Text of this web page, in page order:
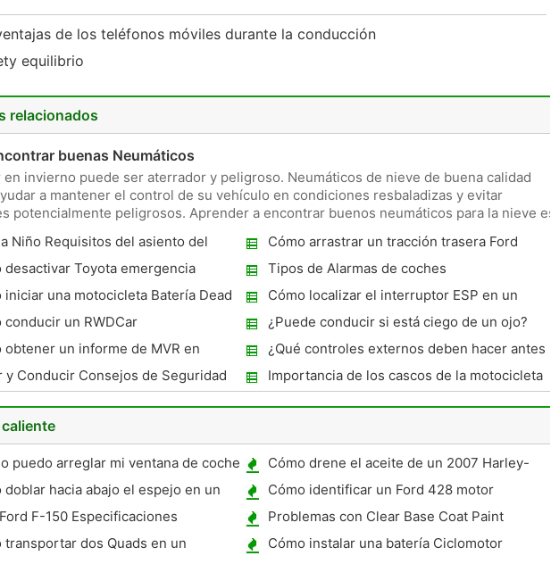
de los teléfonos móviles durante la conducción
equilibrio
relacionados
buenas Neumáticos
en invierno puede ser aterrador y peligroso. Neumáticos de nieve de buena calidad
a mantener el control de su vehículo en condiciones resbaladizas y evitar
potencialmente peligrosos. Aprender a encontrar buenos neumáticos para la nieve es
Niño Requisitos del asiento del
Cómo arrastrar un tracción trasera Ford
Ranger
desactivar Toyota emergencia
Tipos de Alarmas de coches
iniciar una motocicleta Batería Dead
Cómo localizar el interruptor ESP en un
E220
conducir un RWDCar
¿Puede conducir si está ciego de un ojo?
obtener un informe de MVR en
¿Qué controles externos deben hacer antes
de entrar en el vehículo?
y Conducir Consejos de Seguridad Importancia de los cascos de la motocicleta
puedo arreglar mi ventana de coche
abajo ?
Cómo drene el aceite de un 2007 Harley-
Davidson Softail
doblar hacia abajo el espejo en un
CX- 9
Cómo identificar un Ford 428 motor
F-150 Especificaciones
Problemas con Clear Base Coat Paint
transportar dos Quads en un
Cómo instalar una batería Ciclomotor